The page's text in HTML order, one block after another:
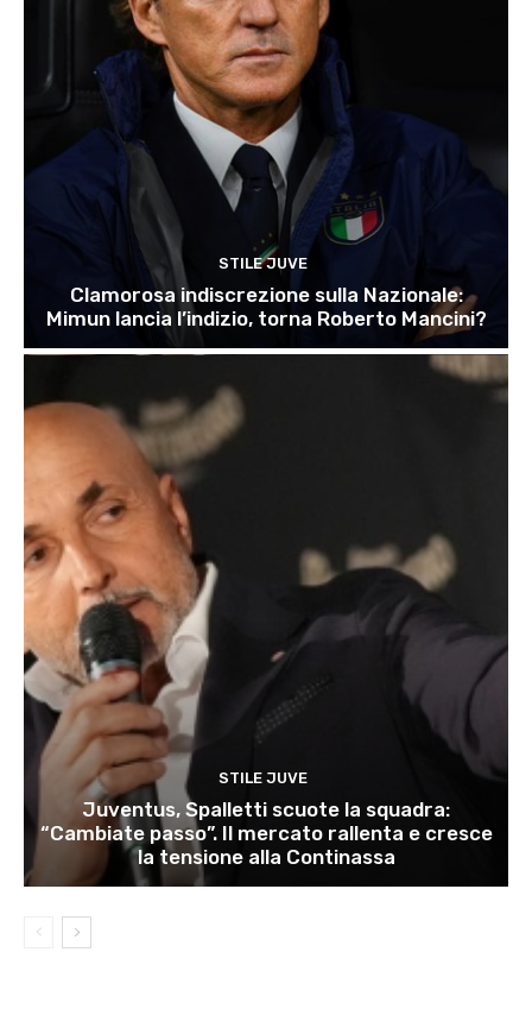
STILE JUVE
Clamorosa indiscrezione sulla Nazionale:
Mimun lancia l’indizio, torna Roberto Mancini?
STILE JUVE
Juventus, Spalletti scuote la squadra:
“Cambiate passo”. Il mercato rallenta e cresce
la tensione alla Continassa